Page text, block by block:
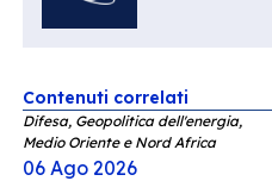
Contenuti correlati
Difesa, Geopolitica dell'energia,
Medio Oriente e Nord Africa
06 Ago 2026